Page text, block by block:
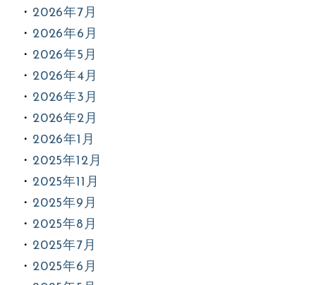
2026年7月
2026年6月
2026年5月
2026年4月
2026年3月
2026年2月
2026年1月
2025年12月
2025年11月
2025年9月
2025年8月
2025年7月
2025年6月